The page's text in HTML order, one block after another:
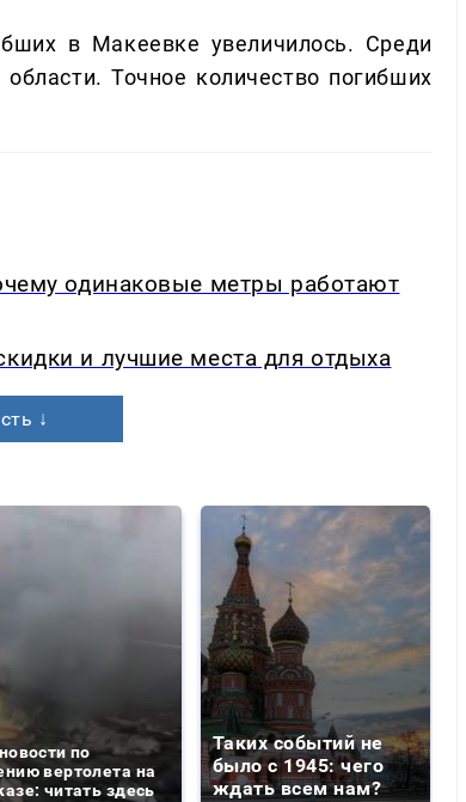
в Макеевке увеличилось. Среди
Точное количество погибших
одинаковые метры работают
и лучшие места для отдыха
↓
по
вертолета на
читать здесь
Таких событий не
было с 1945: чего
ждать всем нам?